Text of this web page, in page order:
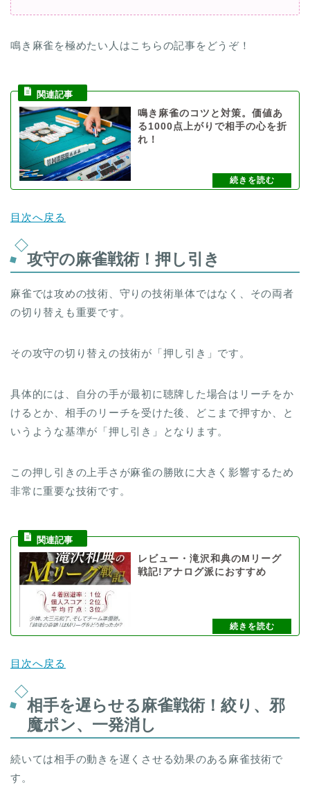
鳴き麻雀を極めたい人はこちらの記事をどうぞ！
鳴き麻雀のコツと対策。価値あ
る1000点上がりで相手の心を折
れ！
目次へ戻る
攻守の麻雀戦術！押し引き
麻雀では攻めの技術、守りの技術単体ではなく、その両者
の切り替えも重要です。
その攻守の切り替えの技術が「押し引き」です。
具体的には、自分の手が最初に聴牌した場合はリーチをか
けるとか、相手のリーチを受けた後、どこまで押すか、と
いうような基準が「押し引き」となります。
この押し引きの上手さが麻雀の勝敗に大きく影響するため
非常に重要な技術です。
レビュー・滝沢和典のMリーグ
戦記!アナログ派におすすめ
目次へ戻る
相手を遅らせる麻雀戦術！絞り、邪
魔ポン、一発消し
続いては相手の動きを遅くさせる効果のある麻雀技術で
す。